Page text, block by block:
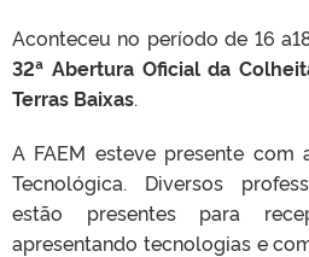
Aconteceu no período de 16
32ª Abertura Oficial da
Terras Baixas.
A FAEM esteve presente com
Tecnológica. Diversos
estão presentes para
apresentando tecnologias e